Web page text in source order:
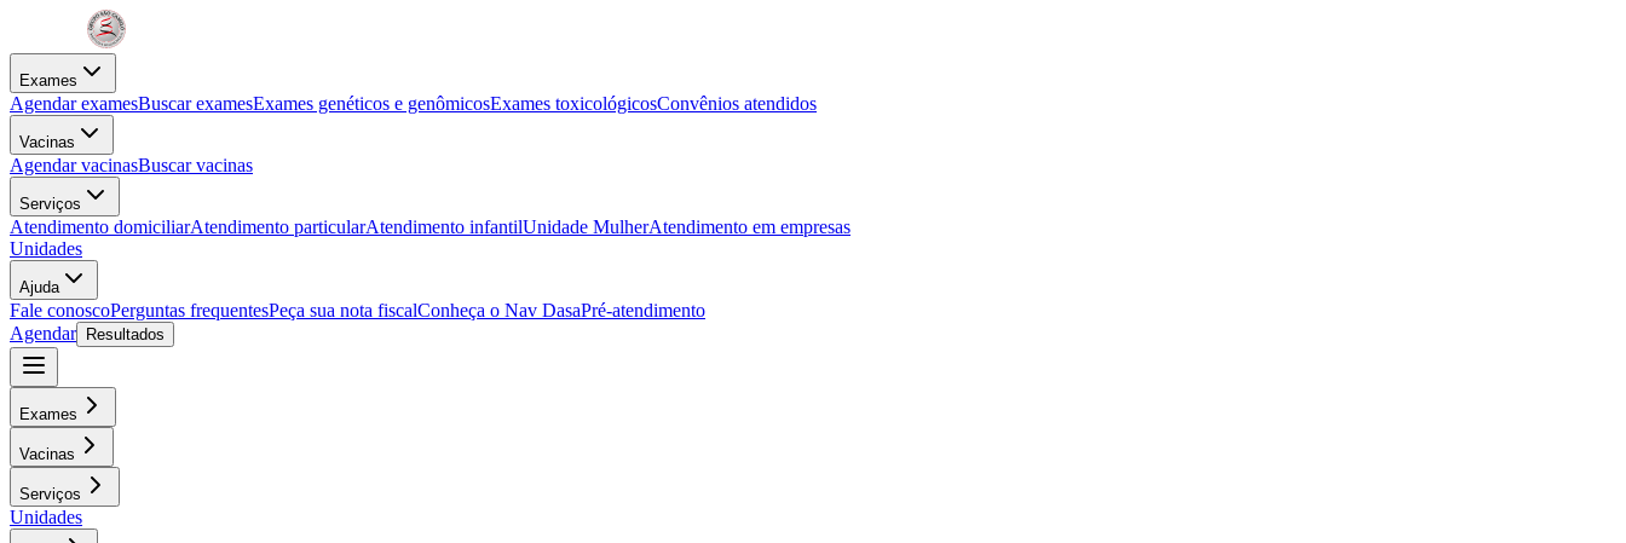
Exames
Agendar examesBuscar examesExames genéticos e genômicosExames toxicológicosConvênios atendidos
Vacinas
Agendar vacinasBuscar vacinas
Serviços
Atendimento domiciliarAtendimento particularAtendimento infantilUnidade MulherAtendimento em empresas
Unidades
Ajuda
Fale conoscoPerguntas frequentesPeça sua nota fiscalConheça o Nav DasaPré-atendimento
Agendar
Resultados
Exames
Vacinas
Serviços
Unidades